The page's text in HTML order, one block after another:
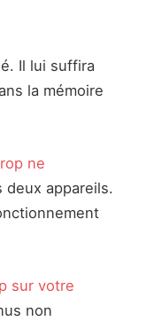
Il lui suffira
la mémoire
ne
appareils.
sur votre
non